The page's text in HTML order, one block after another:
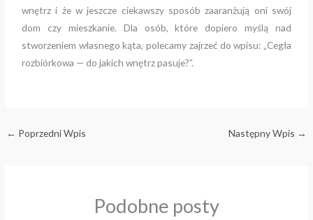
wnętrz i że w jeszcze ciekawszy sposób zaaranżują oni swój
dom czy mieszkanie. Dla osób, które dopiero myślą nad
stworzeniem własnego kąta, polecamy zajrzeć do wpisu: „Cegła
rozbiórkowa — do jakich wnętrz pasuje?”.
← Poprzedni Wpis Następny Wpis →
Podobne posty